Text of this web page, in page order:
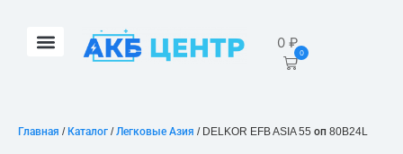
0₽
0
Главная / Каталог /Легковые Азия / DELKOR EFB ASIA 55 оп 80B24L